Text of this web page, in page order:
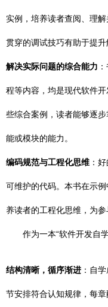
实例，培养读者查阅、理
贯穿的调试技巧有助于提升
解决实际问题的综合能力
程等内容，均是现代软件
些综合案例，读者能够逐
能或模块的能力。
编码规范与工程化思维 ：
可维护的代码。本书在示
养读者的工程化思维，为
作为一本“软件开发自
结构清晰，循序渐进 ：自
节安排符合认知规律，每